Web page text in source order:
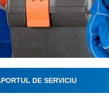
DE SERVICIU